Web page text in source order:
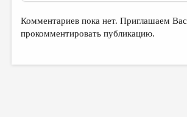
Комментариев пока нет. Приглашаем Вас
прокомментировать публикацию.